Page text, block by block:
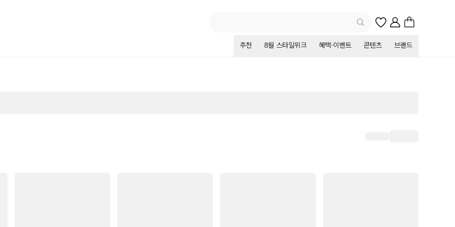
추천 8월 스타일위크 혜택·이벤트 콘텐츠 브랜드